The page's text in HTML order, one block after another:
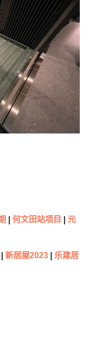
何文田站项目
元
新居屋2023|
乐建居